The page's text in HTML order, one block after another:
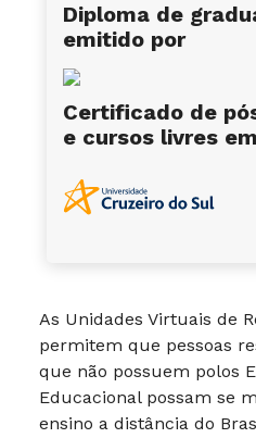
As Unidades Virtuais de
permitem que pessoas
que não possuem polos
Educacional possam se
ensino a distância do
Diploma de
emitido por
Certificado de
e cursos livres